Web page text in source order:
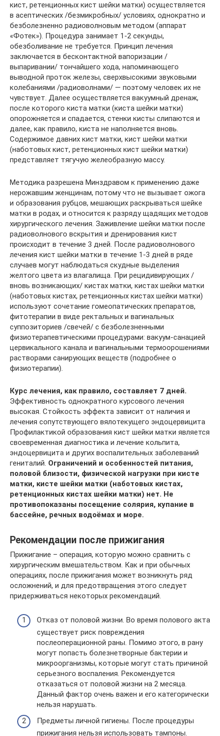
кист, ретенционных кист шейки матки) осуществляется
в асептических /безмикробных/ условиях, однократно и
безболезненно радиоволновым методом (аппарат
«Фотек»). Процедура занимает 1-2 секунды,
обезболивание не требуется. Принцип лечения
заключается в бесконтактной вапоризации /
выпаривании/ тончайшего хода, напоминающего
выводной проток железы, сверхвысокими звуковыми
колебаниями /радиоволнами/ — поэтому человек их не
чувствует. Далее осуществляется вакуумный дренаж,
после которого киста матки (киста шейки матки)
опорожняется и спадается, стенки кисты слипаются и
далее, как правило, киста не наполняется вновь.
Содержимое давних кист матки, кист шейки матки
(наботовых кист, ретенционных кист шейки матки)
представляет тягучую желеобразную массу.
Методика разрешена Минздравом к применению даже
нерожавшим женщинам, потому что не вызывает ожога
и образования рубцов, мешающих раскрываться шейке
матки в родах, и относится к разряду щадящих методов
хирургического лечения. Заживление шейки матки после
радиоволнового вскрытия и дренирования кист
происходит в течение 3 дней. После радиоволнового
лечения кист шейки матки в течение 1-3 дней в ряде
случаев могут наблюдаться скудные выделения
желтого цвета из влагалища. При рецидивирующих /
вновь возникающих/ кистах матки, кистах шейки матки
(наботовых кистах, ретенционных кистах шейки матки)
используют сочетание гомеопатических препаратов,
фитотерапии в виде ректальных и вагинальных
суппозиториев /свечей/ с безболезненными
физиотерапевтическими процедурами: вакуум-санацией
цервикального канала и вагинальными термоорошениями
растворами санирующих веществ (подробнее о
физиотерапии).
Курс лечения, как правило, составляет 7 дней.
Эффективность однократного курсового лечения
высокая. Стойкость эффекта зависит от наличия и
лечения сопутствующего вялотекущего эндоцервицита
Профилактикой образования кист шейки матки является
своевременная диагностика и лечение кольпита,
эндоцервицита и других воспалительных заболеваний
гениталий. Ограничений и особенностей питания,
половой близости, физической нагрузки при кисте
матки, кисте шейки матки (наботовых кистах,
ретенционных кистах шейки матки) нет. Не
противопоказаны посещение солярия, купание в
бассейне, речных водоёмах и море.
Рекомендации после прижигания
Прижигание – операция, которую можно сравнить с
хирургическим вмешательством. Как и при обычных
операциях, после прижигания может возникнуть ряд
осложнений, и для предотвращения этого следует
придерживаться некоторых рекомендаций.
Отказ от половой жизни. Во время полового акта
существует риск повреждения
послеоперационной раны. Помимо этого, в рану
могут попасть болезнетворные бактерии и
микроорганизмы, которые могут стать причиной
серьезного воспаления. Рекомендуется
отказаться от половой жизни на 2 месяца.
Данный фактор очень важен и его категорически
нельзя нарушать.
Предметы личной гигиены. После процедуры
прижигания нельзя использовать тампоны.